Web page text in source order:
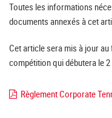
Toutes les informations
documents annexés à cet
Cet article sera mis à jour
compétition qui débutera le 2
Règlement Corporate